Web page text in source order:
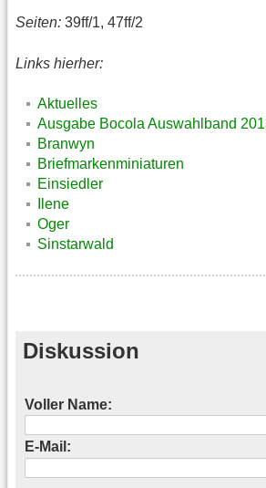
Seiten: 39ff/1, 47ff/2
Links hierher:
Aktuelles
Ausgabe Bocola Auswahlband
Branwyn
Briefmarkenminiaturen
Einsiedler
Ilene
Oger
Sinstarwald
Diskussion
Voller Name:
E-Mail: